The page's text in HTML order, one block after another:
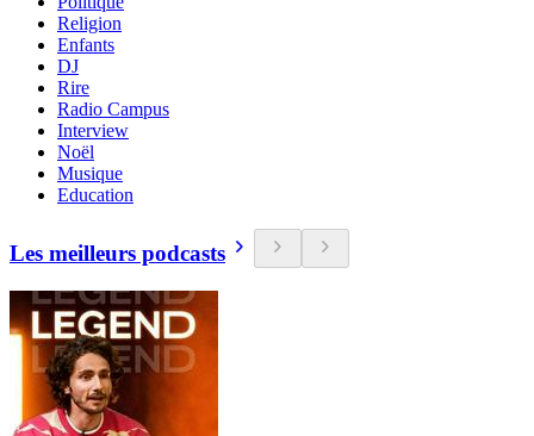
Religion
Enfants
DJ
Rire
Radio Campus
Interview
Noël
Musique
Education
Les meilleurs podcasts